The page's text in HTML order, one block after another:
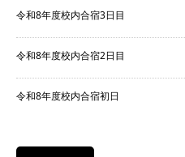
令和8年度校内合宿3日目
令和8年度校内合宿2日目
令和8年度校内合宿初日